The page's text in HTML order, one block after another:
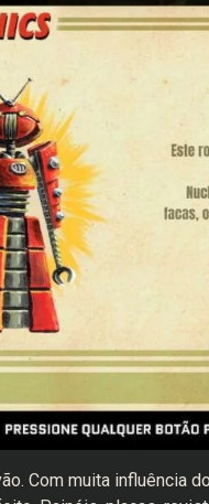
Com muita influência